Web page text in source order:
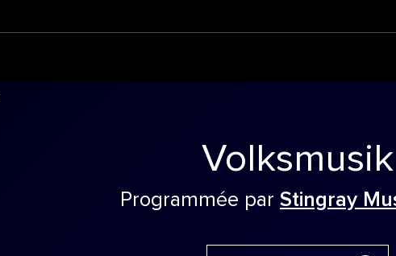
Volksmusik
Programmée par Stingray